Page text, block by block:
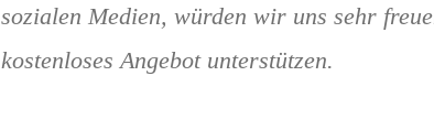
sozialen Medien, würden wir uns sehr
kostenloses Angebot unterstützen.